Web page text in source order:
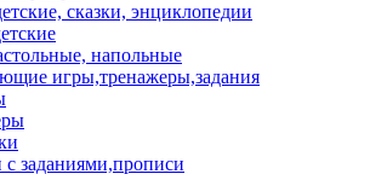
сказки, энциклопедии
напольные
игры,тренажеры,задания
заданиями,прописи